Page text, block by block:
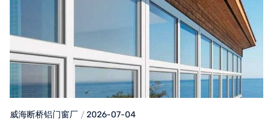
威海断桥铝门窗厂 2026-07-04